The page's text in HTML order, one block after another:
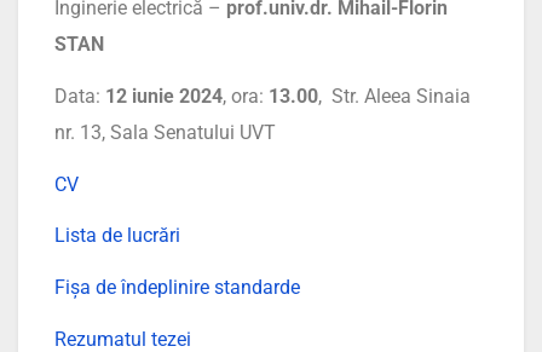
Inginerie electrică – prof.univ.dr. Mihail-Florin
STAN
Data: 12 iunie 2024, ora: 13.00, Str. Aleea Sinaia
nr. 13, Sala Senatului UVT
CV
Lista de lucrări
Fișa de îndeplinire standarde
Rezumatul tezei